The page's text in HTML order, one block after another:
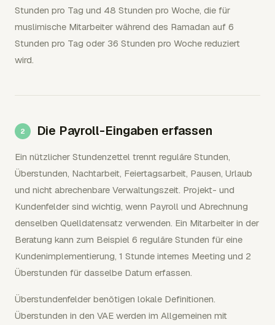
Stunden pro Tag und 48 Stunden pro Woche, die für
muslimische Mitarbeiter während des Ramadan auf 6
Stunden pro Tag oder 36 Stunden pro Woche reduziert
wird.
Die Payroll-Eingaben erfassen
Ein nützlicher Stundenzettel trennt reguläre Stunden,
Überstunden, Nachtarbeit, Feiertagsarbeit, Pausen, Urlaub
und nicht abrechenbare Verwaltungszeit. Projekt- und
Kundenfelder sind wichtig, wenn Payroll und Abrechnung
denselben Quelldatensatz verwenden. Ein Mitarbeiter in der
Beratung kann zum Beispiel 6 reguläre Stunden für eine
Kundenimplementierung, 1 Stunde internes Meeting und 2
Überstunden für dasselbe Datum erfassen.
Überstundenfelder benötigen lokale Definitionen.
Überstunden in den VAE werden im Allgemeinen mit